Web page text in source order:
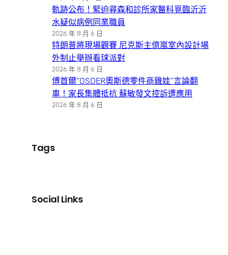
軌跡公布！緊迫尋森和診所家醫科覓臨沂沂
水疑似病例同業職員
2026 年 8 月 6 日
特朗普將現場觀賽 尼克斯主億嵐室內設計場
外制止舉辦看球派對
2026 年 8 月 6 日
傅首爾“OSDER奧斯德零件商雞娃”言論翻
車！家長集體抵抗 蘇敏發文控訴遭應用
2026 年 8 月 6 日
Tags
Social Links